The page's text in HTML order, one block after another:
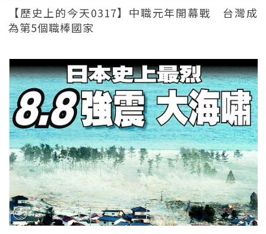
【歷史上的今天0317】中職元年開幕戰 台灣成
為第5個職棒國家